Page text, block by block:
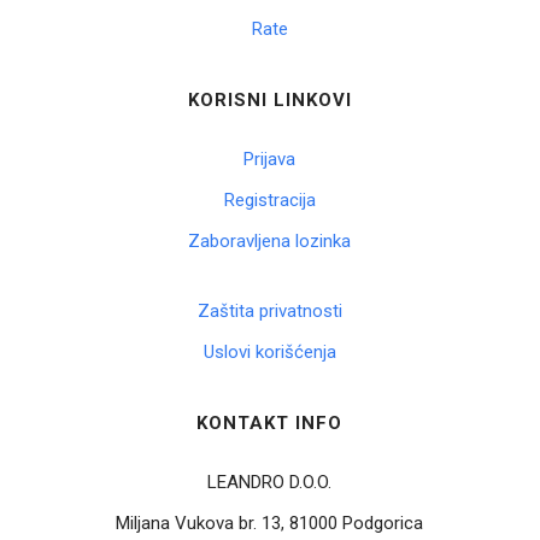
Rate
KORISNI LINKOVI
Prijava
Registracija
Zaboravljena lozinka
Zaštita privatnosti
Uslovi korišćenja
KONTAKT INFO
LEANDRO D.O.O.
Miljana Vukova br. 13, 81000 Podgorica